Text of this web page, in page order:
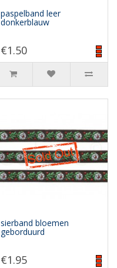
paspelband leer
donkerblauw
€1.50
sierband bloemen
geborduurd
€1.95